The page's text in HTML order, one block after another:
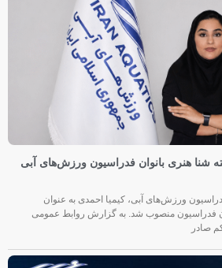
شنا هنری بانوان فدراسیون ورزش‌های آبی
ورزش‌های آبی، کیمیا احمدی به عنوان
فدراسیون منصوب شد. به گزارش روابط عمومی
صادر